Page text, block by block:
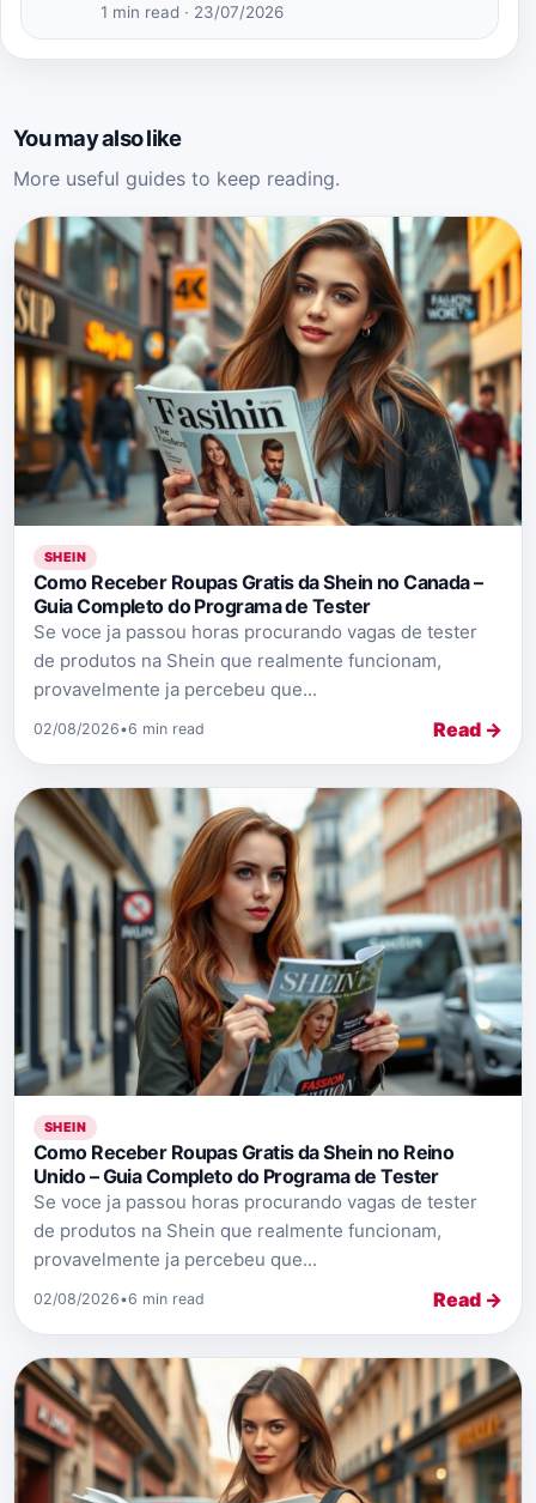
1 min read · 23/07/2026
You may also like
More useful guides to keep reading.
SHEIN
Como Receber Roupas Gratis da Shein no Canada –
Guia Completo do Programa de Tester
Se voce ja passou horas procurando vagas de tester
de produtos na Shein que realmente funcionam,
provavelmente ja percebeu que...
02/08/2026•6 min read Read →
SHEIN
Como Receber Roupas Gratis da Shein no Reino
Unido – Guia Completo do Programa de Tester
Se voce ja passou horas procurando vagas de tester
de produtos na Shein que realmente funcionam,
provavelmente ja percebeu que...
02/08/2026•6 min read Read →